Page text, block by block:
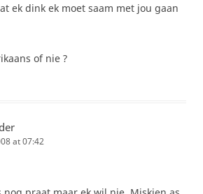
ek dink ek moet saam met jou gaan
of nie ?
at 07:42